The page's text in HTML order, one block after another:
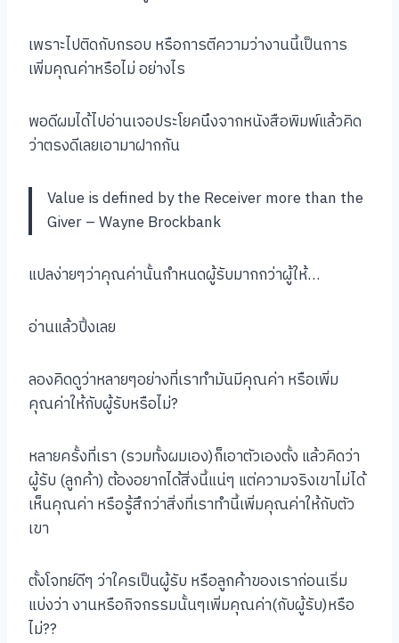
เพราะไปติดกับกรอบ หรือการตีความว่างานนี้เป็นการ
เพิ่มคุณค่าหรือไม่ อย่างไร
พอดีผมได้ไปอ่านเจอประโยคนึงจากหนังสือพิมพ์แล้วคิด
ว่าตรงดีเลยเอามาฝากกัน
Value is defined by the Receiver more than the
Giver – Wayne Brockbank
แปลง่ายๆว่าคุณค่านั้นกำหนดผู้รับมากกว่าผู้ให้…
อ่านแล้วปิ้งเลย
ลองคิดดูว่าหลายๆอย่างที่เราทำมันมีคุณค่า หรือเพิ่ม
คุณค่าให้กับผู้รับหรือไม่?
หลายครั้งที่เรา (รวมทั้งผมเอง)ก็เอาตัวเองตั้ง แล้วคิดว่า
ผู้รับ (ลูกค้า) ต้องอยากได้สิ่งนี้แน่ๆ แต่ความจริงเขาไม่ได้
เห็นคุณค่า หรือรู้สึกว่าสิ่งที่เราทำนี้เพิ่มคุณค่าให้กับตัว
เขา
ตั้งโจทย์ดีๆ ว่าใครเป็นผู้รับ หรือลูกค้าของเราก่อนเริ่ม
แบ่งว่า งานหรือกิจกรรมนั้นๆเพิ่มคุณค่า(กับผู้รับ)หรือ
ไม่??